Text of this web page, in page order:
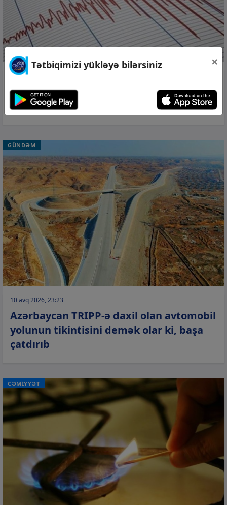
10 avq 2026, 23:49
Azərbaycan-Ermənistan sərhədində
zəlzələ −Yenilənib
GÜNDƏM
10 avq 2026, 23:23
Azərbaycan TRIPP-ə daxil olan avtomobil
yolunun tikintisini demək olar ki, başa
çatdırıb
CƏMİYYƏT
Tətbiqimizi yükləyə bilərsiniz ×